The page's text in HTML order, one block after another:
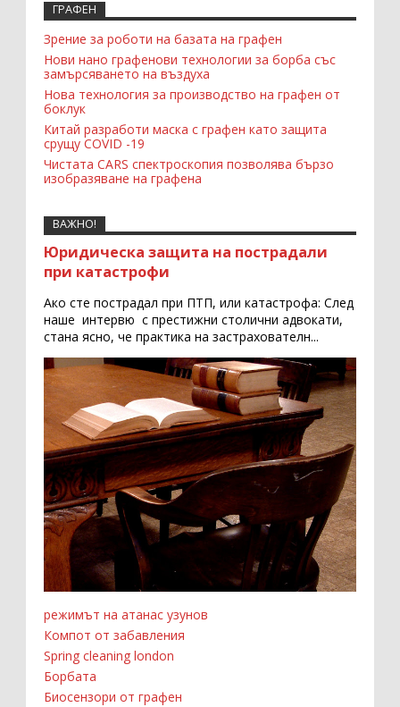
ГРАФЕН
Зрение за роботи на базата на графен
Нови нано графенови технологии за борба със
замърсяването на въздуха
Нова технология за производство на графен от
боклук
Китай разработи маска с графен като защита
срущу COVID -19
Чистата CARS спектроскопия позволява бързо
изобразяване на графена
ВАЖНО!
Юридическа защита на пострадали
при катастрофи
Ако сте пострадал при ПТП, или катастрофа: След
наше интервю с престижни столични адвокати,
стана ясно, че практика на застрахователн...
режимът на атанас узунов
Компот от забавления
Spring cleaning london
Борбата
Биосензори от графен